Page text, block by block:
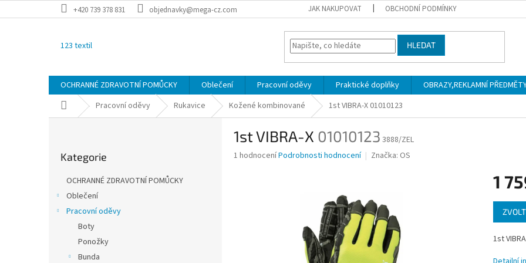
na
+420 739 378 831 objednavky@mega-cz.com JAK NAKUPOVAT OBCHODNÍ PODMÍNKY
123 textil HLEDAT
OCHRANNÉ ZDRAVOTNÍ POMŮCKY Oblečení Pracovní oděvy Praktické doplňky OBRAZY,REKLAMNÍ
Domů Pracovní oděvy Rukavice Kožené kombinované 1st VIBRA-X 01010123
kategorie
Kategorie
OCHRANNÉ ZDRAVOTNÍ POMŮCKY
Oblečení
Pracovní oděvy
Boty
Ponožky
Bunda
1st VIBRA-X 01010123 3888/ZEL
Průměrné
1 hodnoceníPodrobnosti hodnocení Značka: OS
1
Měrná
cena:
1st